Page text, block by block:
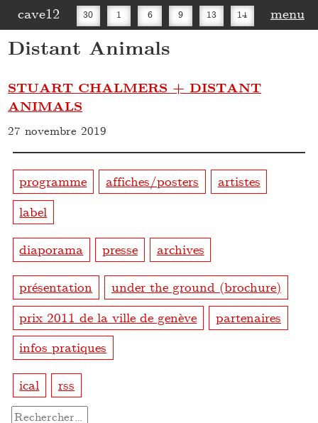
cave12 30 1 6 9 13 14
20
menu
Distant Animals
STUART CHALMERS + DISTANT
ANIMALS
27 novembre 2019
programme affiches/posters
artistes
label
diaporama presse archives
présentation
under the ground (brochure)
prix 2011 de la ville de genève
partenaires
infos pratiques
ical rss
Rechercher :